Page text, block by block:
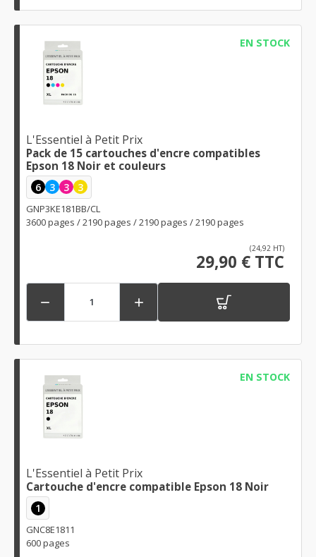
EN STOCK
L'Essentiel à Petit Prix
Pack de 15 cartouches d'encre compatibles
Epson 18 Noir et couleurs
6 3 3 3
GNP3KE181BB/CL
3600 pages / 2190 pages / 2190 pages / 2190 pages
(24,92 HT)
29,90 € TTC
 
EN STOCK
L'Essentiel à Petit Prix
Cartouche d'encre compatible Epson 18 Noir
1
GNC8E1811
600 pages